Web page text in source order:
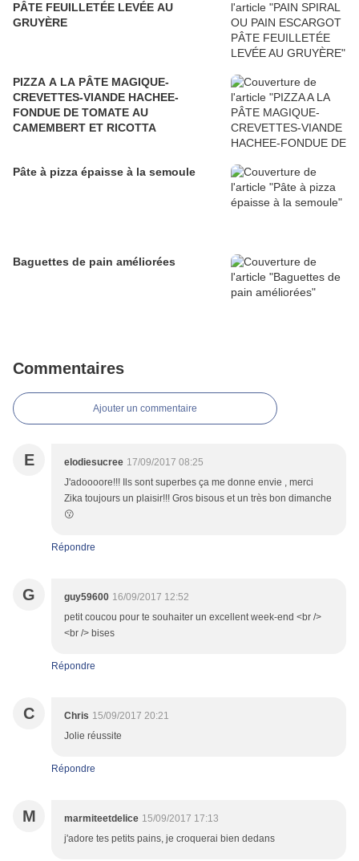
PÂTE FEUILLETÉE LEVÉE AU
GRUYÈRE
PIZZA A LA PÂTE MAGIQUE-
CREVETTES-VIANDE HACHEE-
FONDUE DE TOMATE AU
CAMEMBERT ET RICOTTA
Pâte à pizza épaisse à la semoule
Baguettes de pain améliorées
Commentaires
Ajouter un commentaire
E elodiesucree 17/09/2017 08:25
J'adoooore!!! Ils sont superbes ça me donne envie , merci
Zika toujours un plaisir!!! Gros bisous et un très bon dimanche
😗
Répondre
G guy59600 16/09/2017 12:52
petit coucou pour te souhaiter un excellent week-end <br />
<br /> bises
Répondre
C Chris 15/09/2017 20:21
Jolie réussite
Répondre
M marmiteetdelice 15/09/2017 17:13
j'adore tes petits pains, je croquerai bien dedans